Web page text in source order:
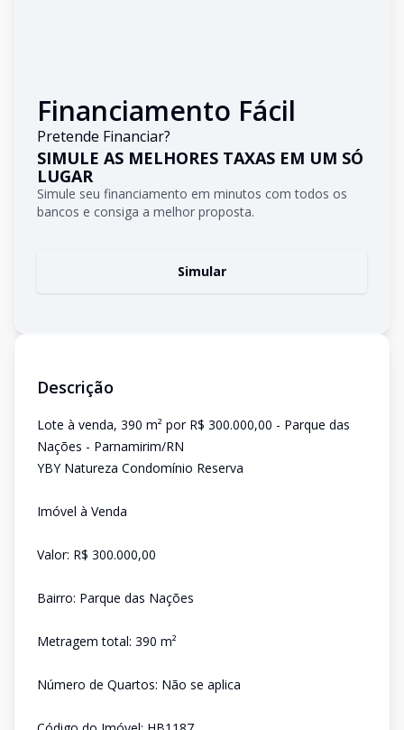
Financiamento Fácil
Pretende Financiar?
SIMULE AS MELHORES TAXAS EM UM SÓ
LUGAR
Simule seu financiamento em minutos com todos os
bancos e consiga a melhor proposta.
Simular
Descrição
Lote à venda, 390 m² por R$ 300.000,00 - Parque das
Nações - Parnamirim/RN
YBY Natureza Condomínio Reserva
Imóvel à Venda
Valor: R$ 300.000,00
Bairro: Parque das Nações
Metragem total: 390 m²
Número de Quartos: Não se aplica